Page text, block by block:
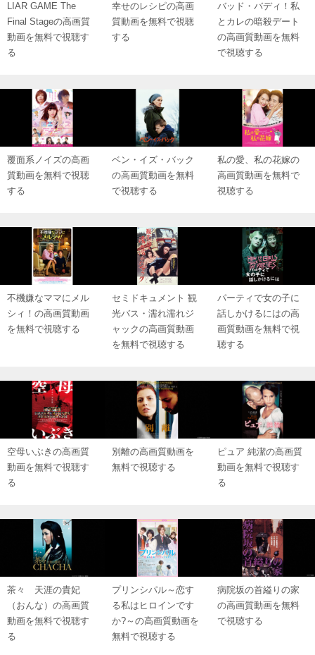
LIAR GAME The
Final Stageの高画質
動画を無料で視聴す
る
幸せのレシピの高画
質動画を無料で視聴
する
バッド・バディ！私
とカレの暗殺デート
の高画質動画を無料
で視聴する
覆面系ノイズの高画
質動画を無料で視聴
する
ベン・イズ・バック
の高画質動画を無料
で視聴する
私の愛、私の花嫁の
高画質動画を無料で
視聴する
不機嫌なママにメル
シィ！の高画質動画
を無料で視聴する
セミドキュメント 観
光バス・濡れ濡れジ
ャックの高画質動画
を無料で視聴する
パーティで女の子に
話しかけるにはの高
画質動画を無料で視
聴する
空母いぶきの高画質
動画を無料で視聴す
る
別離の高画質動画を
無料で視聴する
ピュア 純潔の高画質
動画を無料で視聴す
る
茶々 天涯の貴妃
（おんな）の高画質
動画を無料で視聴す
る
プリンシパル～恋す
る私はヒロインです
か?～の高画質動画を
無料で視聴する
病院坂の首縊りの家
の高画質動画を無料
で視聴する